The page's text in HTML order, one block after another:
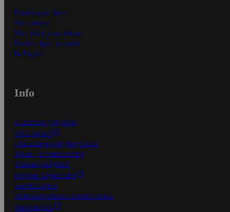
Ensitilaajan ohjeet
Näin maksat
Näin tilaat ja muokkaat
Kaikki ohjeet ja vinkit
In English
Info
S-Business yrityksille
Oiva-raportit
Osuuskauppojen yhteystiedot
Tilaus- ja toimitusehdot
Tietosuojakäytäntö
Palvelun käyttöehdot
Saavutettavuus
Mobiilisovelluksen saavutettavuus
Mainostajalle